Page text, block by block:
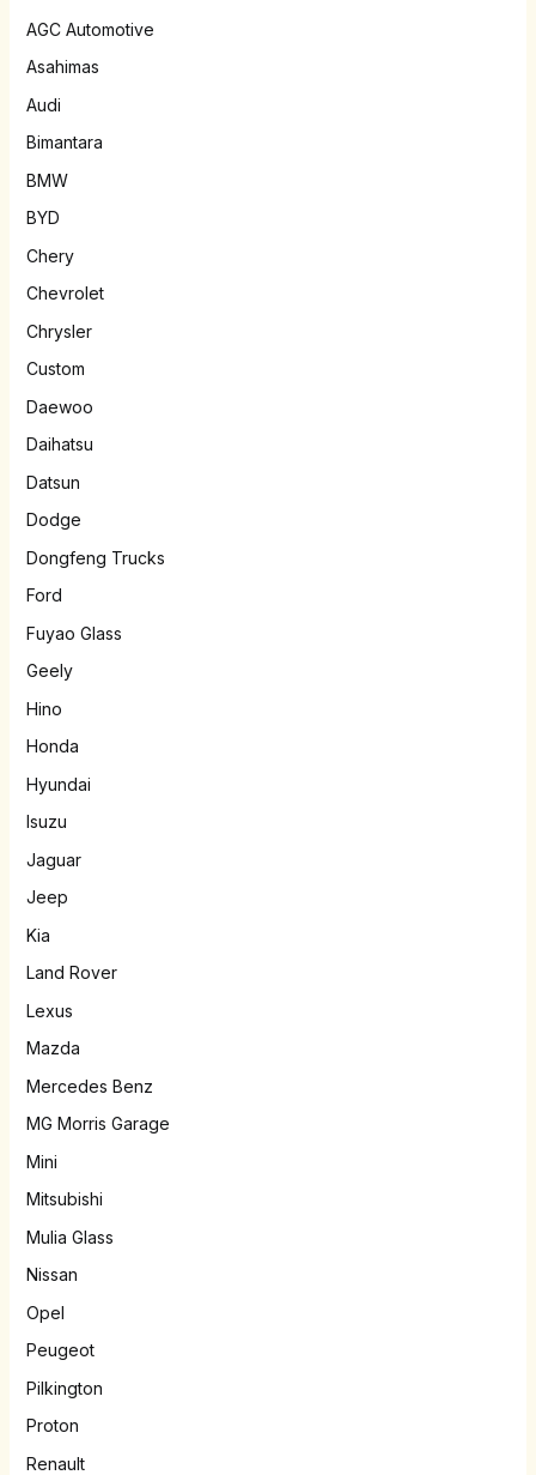
AGC Automotive
Asahimas
Audi
Bimantara
BMW
BYD
Chery
Chevrolet
Chrysler
Custom
Daewoo
Daihatsu
Datsun
Dodge
Dongfeng Trucks
Ford
Fuyao Glass
Geely
Hino
Honda
Hyundai
Isuzu
Jaguar
Jeep
Kia
Land Rover
Lexus
Mazda
Mercedes Benz
MG Morris Garage
Mini
Mitsubishi
Mulia Glass
Nissan
Opel
Peugeot
Pilkington
Proton
Renault